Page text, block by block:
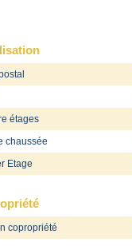
étages
chaussée
Etage
copropriété